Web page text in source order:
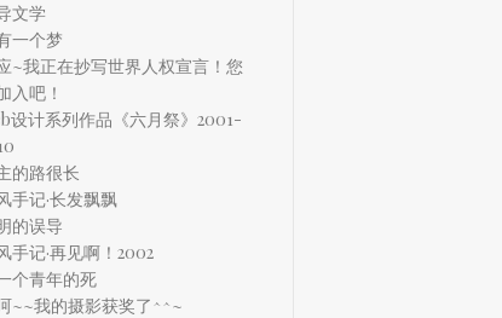
文学
一个梦
~我正在抄写世界人权宣言！您
入吧！
设计系列作品《六月祭》2001-
的路很长
手记·长发飘飘
的误导
手记·再见啊！2002
个青年的死
~~我的摄影获奖了^^~